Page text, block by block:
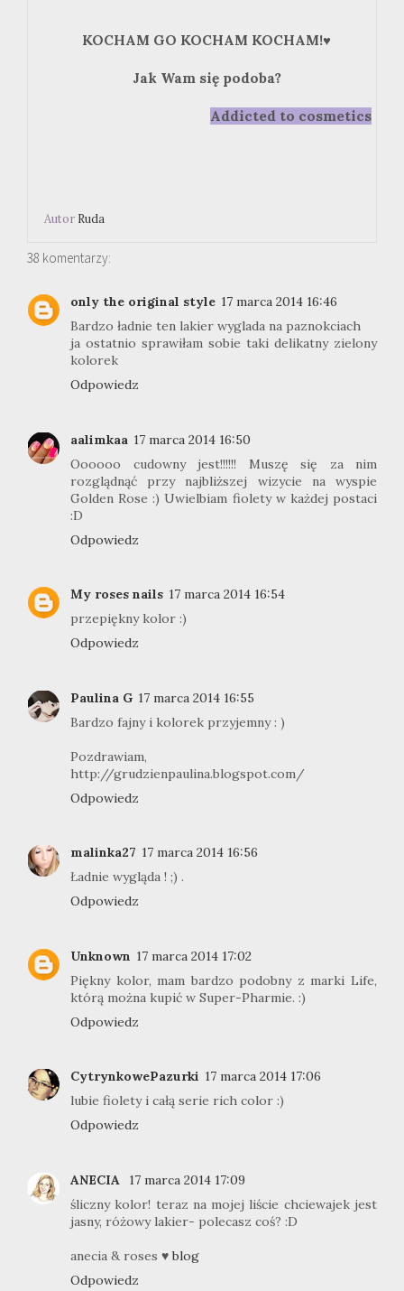
KOCHAM GO KOCHAM KOCHAM!♥
Jak Wam się podoba?
Addicted to cosmetics
Autor Ruda
38 komentarzy:
only the original style 17 marca 2014 16:46
Bardzo ładnie ten lakier wyglada na paznokciach
ja ostatnio sprawiłam sobie taki delikatny zielony
kolorek
Odpowiedz
aalimkaa 17 marca 2014 16:50
Oooooo cudowny jest!!!!!! Muszę się za nim
rozglądnąć przy najbliższej wizycie na wyspie
Golden Rose :) Uwielbiam fiolety w każdej postaci
:D
Odpowiedz
My roses nails 17 marca 2014 16:54
przepiękny kolor :)
Odpowiedz
Paulina G 17 marca 2014 16:55
Bardzo fajny i kolorek przyjemny : )
Pozdrawiam,
http://grudzienpaulina.blogspot.com/
Odpowiedz
malinka27 17 marca 2014 16:56
Ładnie wygląda ! ;) .
Odpowiedz
Unknown 17 marca 2014 17:02
Piękny kolor, mam bardzo podobny z marki Life,
którą można kupić w Super-Pharmie. :)
Odpowiedz
CytrynkowePazurki 17 marca 2014 17:06
lubie fiolety i całą serie rich color :)
Odpowiedz
ANECIA
17 marca 2014 17:09
śliczny kolor! teraz na mojej liście chciewajek jest
jasny, różowy lakier- polecasz coś? :D
anecia & roses ♥blog
Odpowiedz